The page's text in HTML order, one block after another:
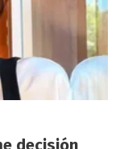
decisión